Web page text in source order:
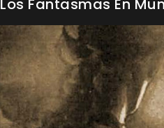
Los Fantasmas En